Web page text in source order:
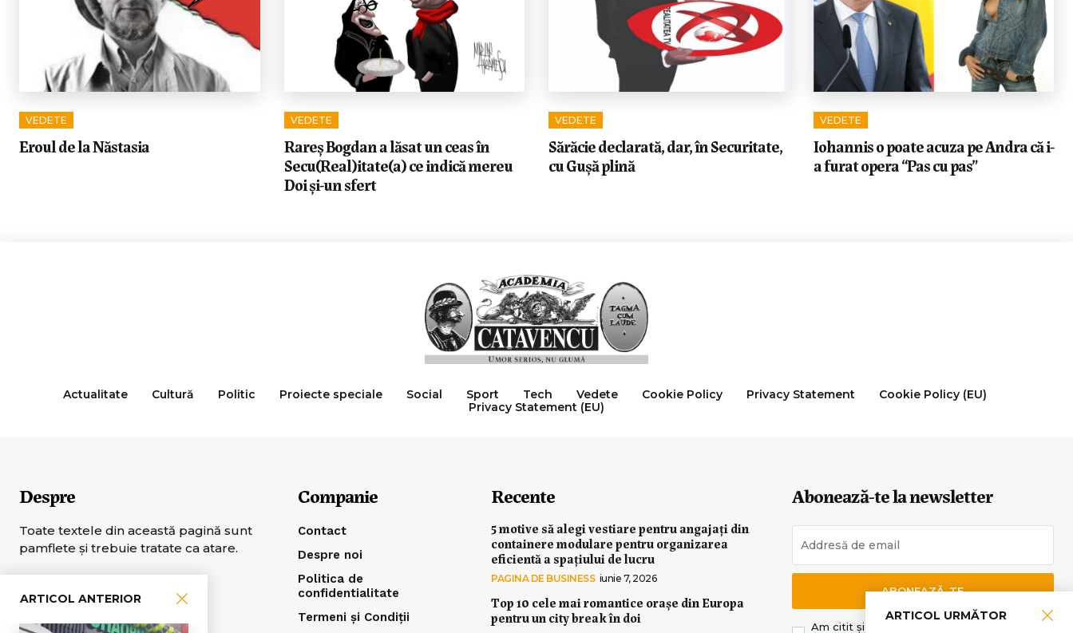
ARTICOL URMĂTOR
ARTICOL ANTERIOR
VEDETE
Eroul de la Năstasia
VEDETE
Rareș Bogdan a lăsat un ceas în
Secu(Real)itate(a) ce indică mereu
Doi și-un sfert
VEDETE
Sărăcie declarată, dar, în Securitate,
cu Gușă plină
VEDETE
Iohannis o poate acuza pe Andra că i-
a furat opera “Pas cu pas”
Actualitate Cultură Politic Proiecte speciale Social Sport Tech Vedete Cookie Policy Privacy Statement
Cookie Policy (EU)
Privacy Statement (EU)
Despre
Toate textele din această pagină sunt
pamflete şi trebuie tratate ca atare.
Companie
Contact
Despre noi
Politica de
confidentialitate
Termeni și Condiții
Recente
5 motive să alegi vestiare pentru angajați din
containere modulare pentru organizarea
eficientă a spațiului de lucru
PAGINA DE BUSINESS iunie 7, 2026
Top 10 cele mai romantice orașe din Europa
pentru un city break în doi
Abonează-te la newsletter
ABONEAZĂ-TE
Am citit și sunt de acord cu